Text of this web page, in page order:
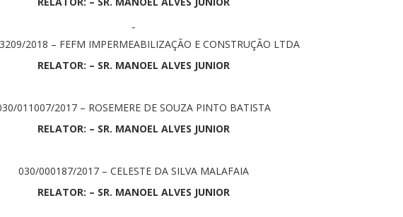
2018 – FEFM IMPERMEABILIZAÇÃO E CONSTRUÇÃO LTDA
RELATOR: – SR. MANOEL ALVES JUNIOR
011007/2017 – ROSEMERE DE SOUZA PINTO BATISTA
RELATOR: – SR. MANOEL ALVES JUNIOR
030/000187/2017 – CELESTE DA SILVA MALAFAIA
RELATOR: – SR. MANOEL ALVES JUNIOR